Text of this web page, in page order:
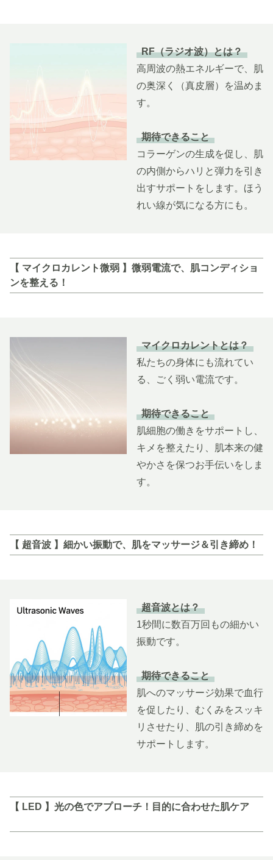
RF（ラジオ波）とは？
高周波の熱エネルギーで、肌
の奥深く（真皮層）を温めま
す。
期待できること
コラーゲンの生成を促し、肌
の内側からハリと弾力を引き
出すサポートをします。ほう
れい線が気になる方にも。
【 マイクロカレント微弱 】微弱電流で、肌コンディショ
ンを整える！
マイクロカレントとは？
私たちの身体にも流れてい
る、ごく弱い電流です。
期待できること
肌細胞の働きをサポートし、
キメを整えたり、肌本来の健
やかさを保つお手伝いをしま
す。
【 超音波 】細かい振動で、肌をマッサージ＆引き締め！
超音波とは？
1秒間に数百万回もの細かい
振動です。
期待できること
肌へのマッサージ効果で血行
を促したり、むくみをスッキ
リさせたり、肌の引き締めを
サポートします。
【 LED 】光の色でアプローチ！目的に合わせた肌ケア